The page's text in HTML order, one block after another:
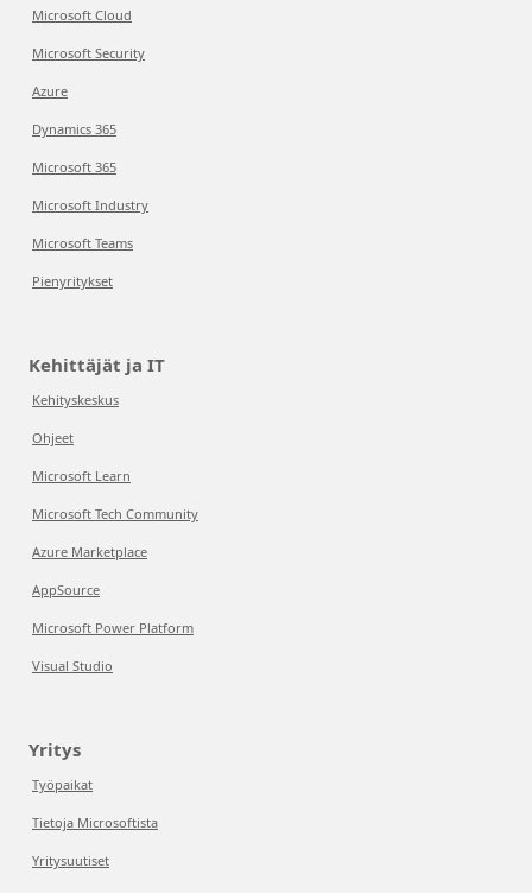
Microsoft Cloud
Microsoft Security
Azure
Dynamics 365
Microsoft 365
Microsoft Industry
Microsoft Teams
Pienyritykset
Kehittäjät ja IT
Kehityskeskus
Ohjeet
Microsoft Learn
Microsoft Tech Community
Azure Marketplace
AppSource
Microsoft Power Platform
Visual Studio
Yritys
Työpaikat
Tietoja Microsoftista
Yritysuutiset